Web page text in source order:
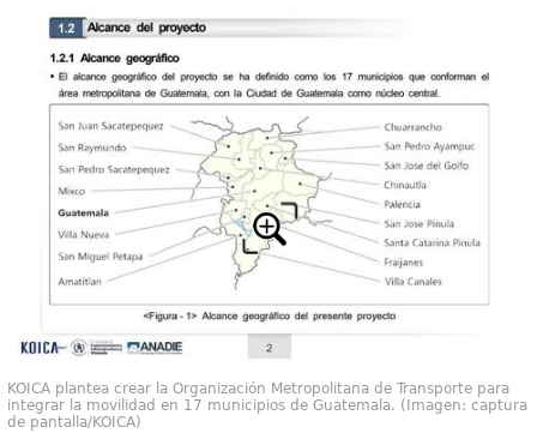
KOICA plantea crear la Organización Metropolitana de Transporte para
integrar la movilidad en 17 municipios de Guatemala. (Imagen: captura
de pantalla/KOICA)